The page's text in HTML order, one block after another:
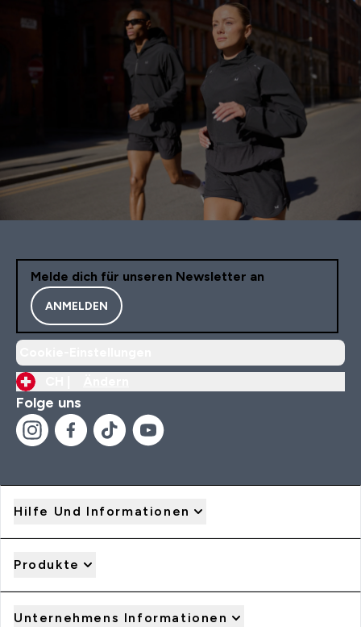
Melde dich für unseren Newsletter an
ANMELDEN
Folge uns
Hilfe Und Informationen
Produkte
Unternehmens Informationen